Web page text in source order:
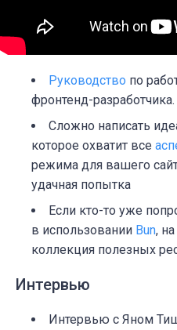
Руководство по
фронтенд-разработчика.
Сложно написать
которое охватит все
режима для вашего
удачная попытка
Если кто-то уже
в использовании Bun,
коллекция полезных
Интервью
Интервью с Яном